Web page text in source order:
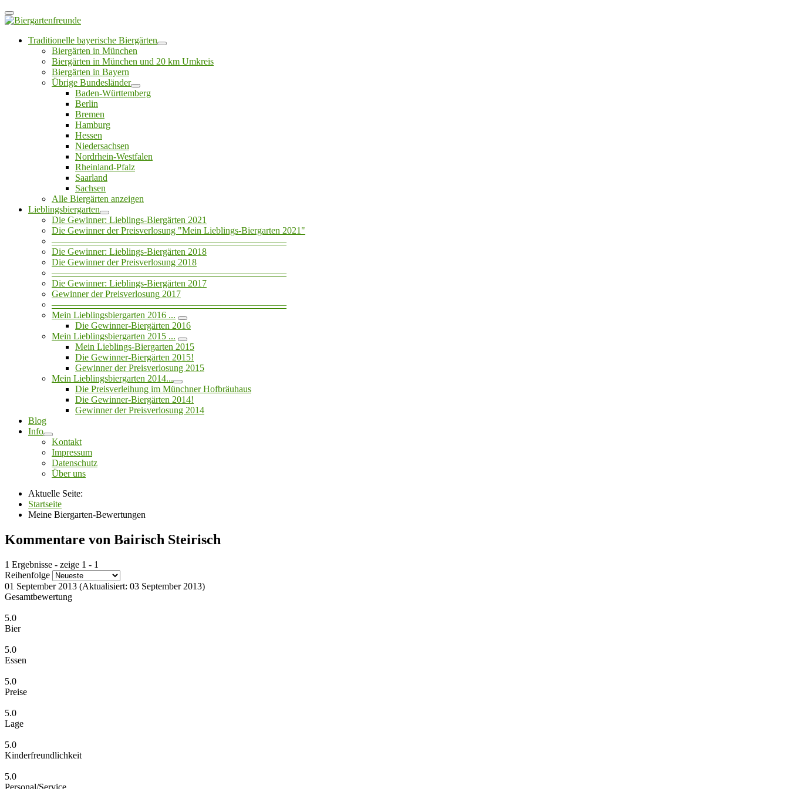
Traditionelle bayerische Biergärten
Biergärten in München
Biergärten in München und 20 km Umkreis
Biergärten in Bayern
Übrige Bundesländer
Baden-Württemberg
Berlin
Bremen
Hamburg
Hessen
Niedersachsen
Nordrhein-Westfalen
Rheinland-Pfalz
Saarland
Sachsen
Alle Biergärten anzeigen
Lieblingsbiergarten
Die Gewinner: Lieblings-Biergärten 2021
Die Gewinner der Preisverlosung "Mein Lieblings-Biergarten 2021"
—————————————————————————
Die Gewinner: Lieblings-Biergärten 2018
Die Gewinner der Preisverlosung 2018
—————————————————————————
Die Gewinner: Lieblings-Biergärten 2017
Gewinner der Preisverlosung 2017
—————————————————————————
Mein Lieblingsbiergarten 2016 ...
Die Gewinner-Biergärten 2016
Mein Lieblingsbiergarten 2015 ...
Mein Lieblings-Biergarten 2015
Die Gewinner-Biergärten 2015!
Gewinner der Preisverlosung 2015
Mein Lieblingsbiergarten 2014...
Die Preisverleihung im Münchner Hofbräuhaus
Die Gewinner-Biergärten 2014!
Gewinner der Preisverlosung 2014
Blog
Info
Kontakt
Impressum
Datenschutz
Über uns
Aktuelle Seite:
Startseite
Meine Biergarten-Bewertungen
Kommentare von Bairisch Steirisch
1 Ergebnisse - zeige 1 - 1
Reihenfolge
01 September 2013 (Aktualisiert: 03 September 2013)
Gesamtbewertung
5.0
Bier
5.0
Essen
5.0
Preise
5.0
Lage
5.0
Kinderfreundlichkeit
5.0
Personal/Service